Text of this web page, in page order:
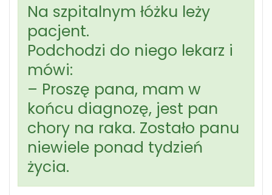
Na szpitalnym łóżku leży
pacjent.
Podchodzi do niego lekarz i
mówi:
– Proszę pana, mam w
końcu diagnozę, jest pan
chory na raka. Zostało panu
niewiele ponad tydzień
życia.